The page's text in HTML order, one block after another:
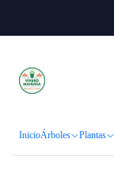
InicioÁrboles Plantas